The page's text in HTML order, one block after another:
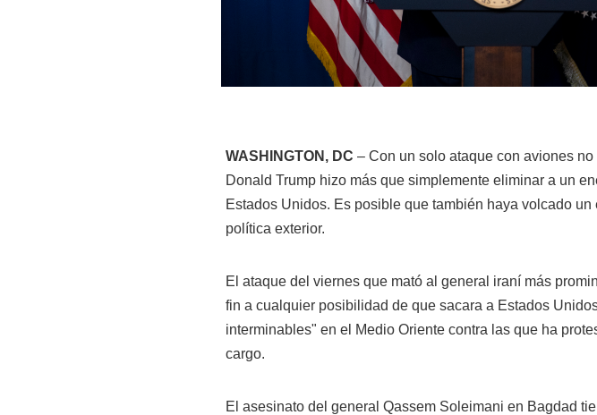
WASHINGTON, DC – Con un solo ataque con aviones
Donald Trump hizo más que simplemente eliminar a un
Estados Unidos. Es posible que también haya volcado un
política exterior.
El ataque del viernes que mató al general iraní más
fin a cualquier posibilidad de que sacara a Estados
interminables" en el Medio Oriente contra las que ha
cargo.
El asesinato del general Qassem Soleimani en Bagdad